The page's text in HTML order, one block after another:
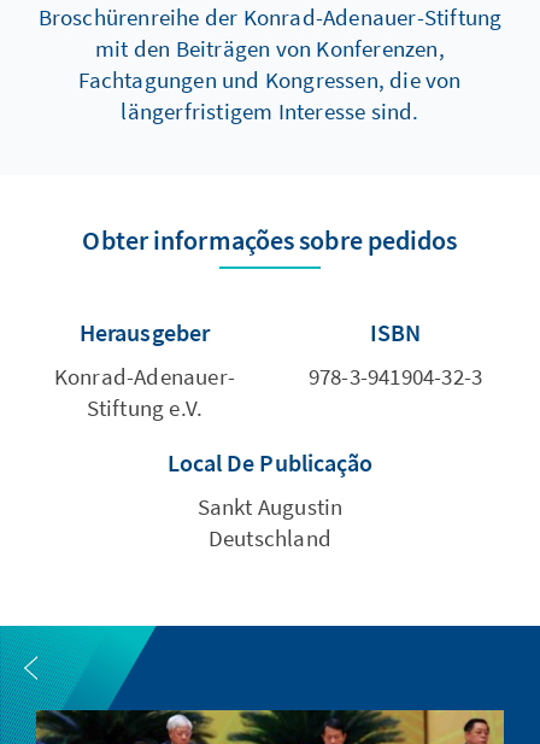
Broschürenreihe der Konrad-Adenauer-Stiftung
mit den Beiträgen von Konferenzen,
Fachtagungen und Kongressen, die von
längerfristigem Interesse sind.
Obter informações sobre pedidos
Herausgeber
Konrad-Adenauer-
Stiftung e.V.
ISBN
978-3-941904-32-3
Local De Publicação
Sankt Augustin
Deutschland